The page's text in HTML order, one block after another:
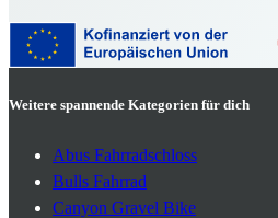
Weitere spannende Kategorien für dich
Abus Fahrradschloss
Bulls Fahrrad
Canyon Gravel Bike